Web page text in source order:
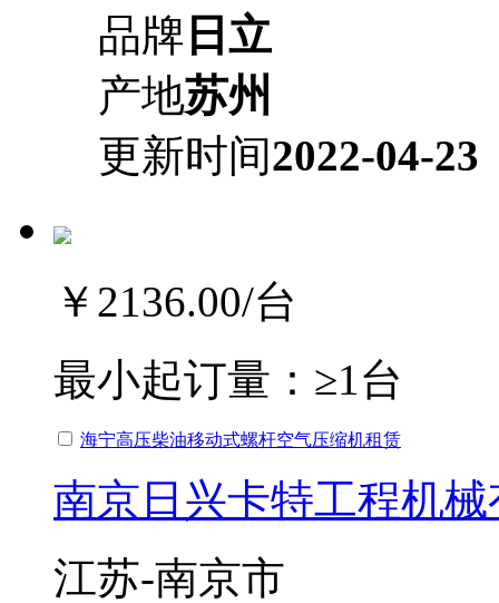
品牌 日立
产地苏州
更新时间2022-04-23
￥2136.00/台
最小起订量： ≥1台
海宁高压柴油移动式螺杆空气压缩机租赁
南京日兴卡特工程机
江苏-南京市